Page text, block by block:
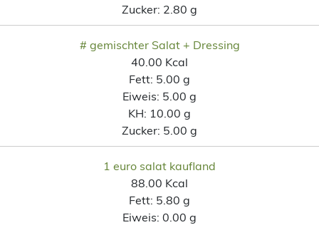
Zucker: 2.80 g
# gemischter Salat + Dressing
40.00 Kcal
Fett: 5.00 g
Eiweis: 5.00 g
KH: 10.00 g
Zucker: 5.00 g
1 euro salat kaufland
88.00 Kcal
Fett: 5.80 g
Eiweis: 0.00 g